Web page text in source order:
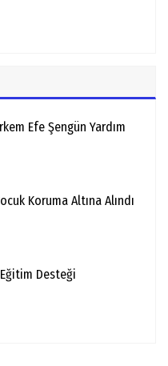
Efe Şengün Yardım
Koruma Altına Alındı
Desteği